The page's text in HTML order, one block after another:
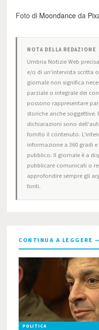
Foto di Moondance da
NOTA DELLA REDAZIONE
Umbria Notizie Web
e/o di un'intervista scritta
giornale non significa
parziale o integrale dei
possono rappresentare
storiche anche
dichiarazioni sono
fornito il contenuto.
informazione a 360 gradi
pubblico. Il giornale è a
pubblicare comunicati o
approfondire sempre gli
fonti.
CONTINUA A LEGGERE
POLITICA